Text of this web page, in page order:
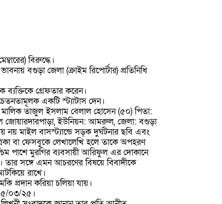
বিরুদ্ধে।
বগুড়া জেলা (ক্রাইম রিপোর্টার) প্রতিনিধি
গ্রেফতার করেন।
একটি স্ট্যাটাস দেন।
তাজুল ইসলাম বেলাল হোসেন (৫০) পিতা:
জোয়ারদারপাড়া, ইউনিয়ন: আমরুল, জেলা: বগুড়া
নয় মাইল বাসস্ট্যান্ডে সড়ক দুর্ঘটনার ছবি এবং
বা ফেসবুকে লেখালেখি হলে তাকে অপহরণ
পাশে মুরগির ব্যবসায়ী আরিফুল এর দোকানে
সঙ্গে এমন আচরণের বিষয়ে বিবাদীকে
রাখে।
প্রদান করিয়া চলিয়া যায়।
০৩/২৫।